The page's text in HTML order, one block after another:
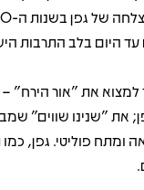
עד היום בלב התרבות
למצוא את "אור הירח"
את "שנינו שווים"
ומתח פוליטי. גפן,